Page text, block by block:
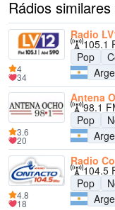
Rádios
Radio
105.1
Pop
4
34
Antena
98.1
Pop
3.6
20
Radio
104.5
Pop
4.8
18